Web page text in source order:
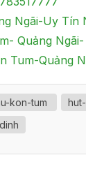
Ngãi-Uy Tín
Quảng
Tum-Quảng
kon-tum